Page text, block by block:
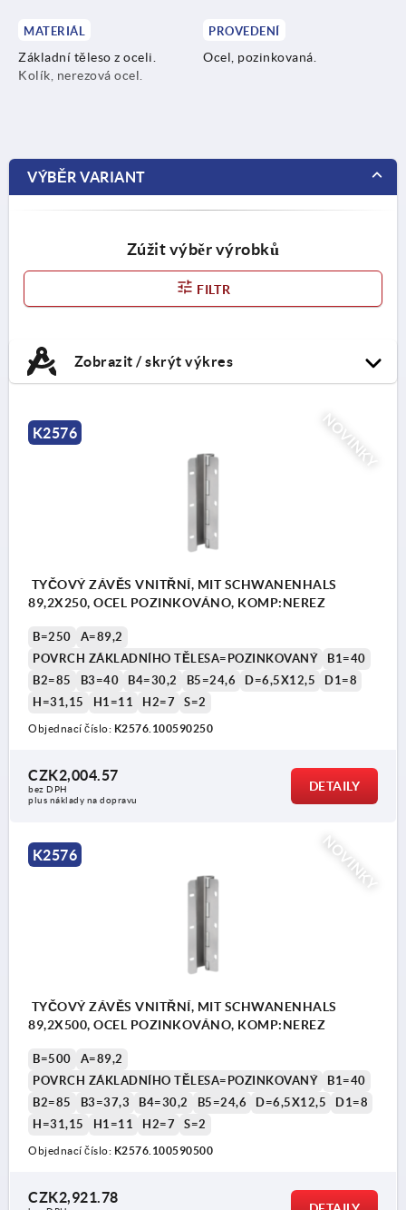
MATERIÁL
Základní těleso z oceli.
Kolík, nerezová ocel.
PROVEDENÍ
Ocel, pozinkovaná.
VÝBĚR VARIANT
Zúžit výběr výrobků
FILTR
Zobrazit / skrýt výkres
NOVINKY
K2576
TYČOVÝ ZÁVĚS VNITŘNÍ, MIT SCHWANENHALS
89,2X250, OCEL POZINKOVÁNO, KOMP:NEREZ
B=250
A=89,2
POVRCH ZÁKLADNÍHO TĚLESA=POZINKOVANÝ
B1=40
B2=85
B3=40 B4=30,2 B5=24,6 D=6,5X12,5
D1=8
H=31,15
H1=11 H2=7 S=2
Objednací číslo: K2576.100590250
CZK2,004.57
bez DPH
plus náklady na dopravu
DETAILY
NOVINKY
K2576
TYČOVÝ ZÁVĚS VNITŘNÍ, MIT SCHWANENHALS
89,2X500, OCEL POZINKOVÁNO, KOMP:NEREZ
B=500
A=89,2
POVRCH ZÁKLADNÍHO TĚLESA=POZINKOVANÝ
B1=40
B2=85
B3=37,3 B4=30,2 B5=24,6 D=6,5X12,5
D1=8
H=31,15
H1=11 H2=7 S=2
Objednací číslo: K2576.100590500
CZK2,921.78